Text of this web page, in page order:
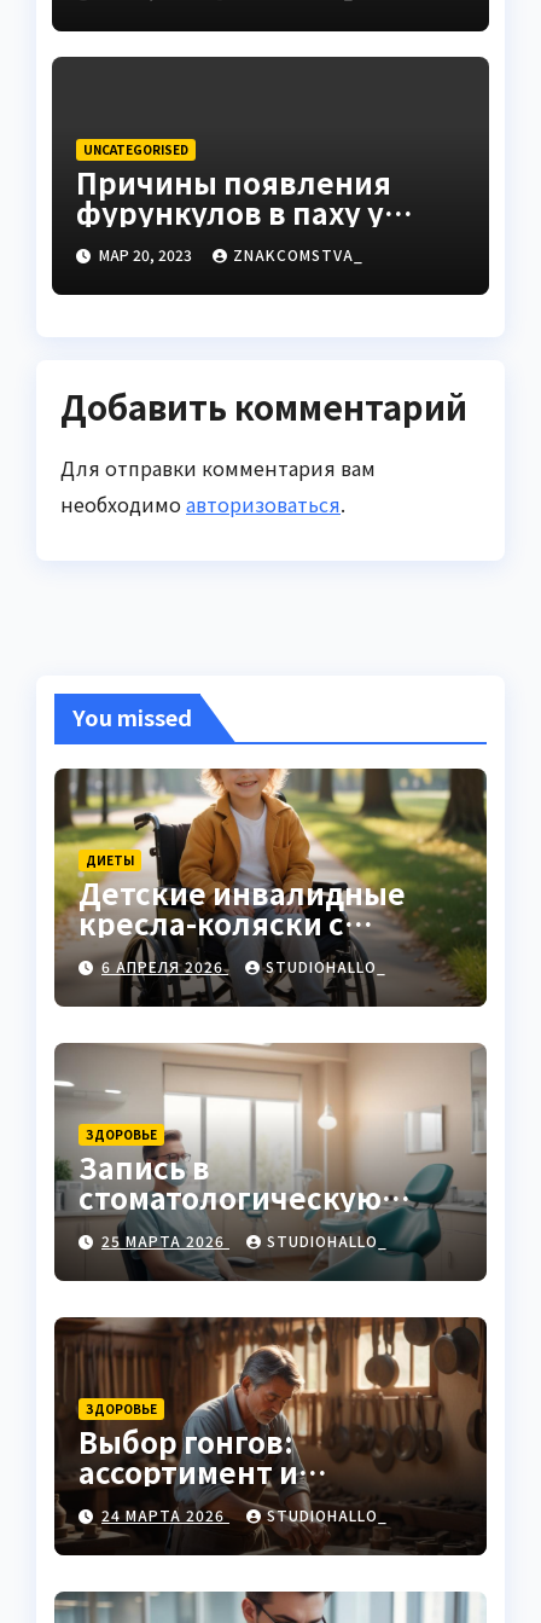
путь к успеху
UNCATEGORISED
Причины появления
фурункулов в паху у
мужчин
МАР 20, 2023 ZNAKCOMSTVA_
Добавить комментарий
Для отправки комментария вам
необходимоавторизоваться.
You missed
ДИЕТЫ
Детские инвалидные
кресла-коляски с
ручным приводом
6 АПРЕЛЯ 2026 STUDIOHALLO_
ЗДОРОВЬЕ
Запись в
стоматологическую
клинику
25 МАРТА 2026 STUDIOHALLO_
ЗДОРОВЬЕ
Выбор гонгов:
ассортимент и
характеристики
24 МАРТА 2026 STUDIOHALLO_